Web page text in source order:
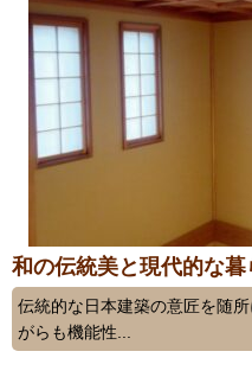
和の伝統美と現代的な
伝統的な日本建築の意匠を随
がらも機能性...